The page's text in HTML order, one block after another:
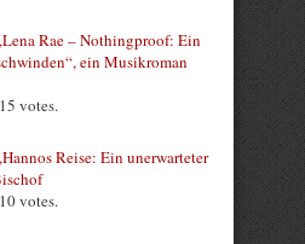
Rae – Nothingproof: Ein
ein Musikroman
votes.
Reise: Ein unerwarteter
votes.